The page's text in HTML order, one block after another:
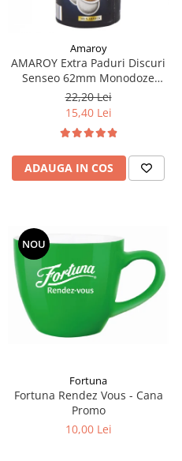
Amaroy
AMAROY Extra Paduri Discuri
Senseo 62mm Monodoze
20buc 140g
22,20 Lei
15,40 Lei
ADAUGA IN COS
NOU
Fortuna
Fortuna Rendez Vous - Cana
Promo
10,00 Lei